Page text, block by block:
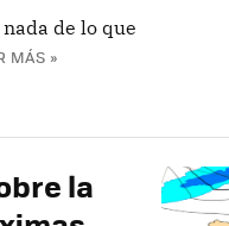
de lo que
MÁS »
la